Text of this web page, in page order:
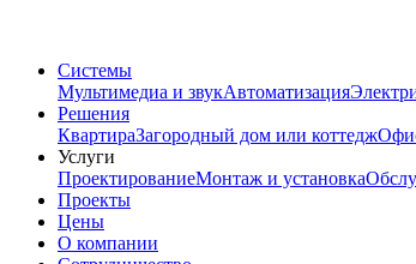
Системы
Мультимедиа и звукАвтоматизация
Решения
КвартираЗагородный дом или коттедж
Услуги
ПроектированиеМонтаж и установка
Проекты
Цены
О компании